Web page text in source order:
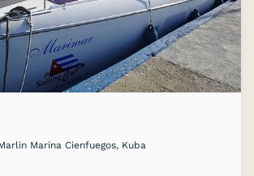
Marina Cienfuegos, Kuba